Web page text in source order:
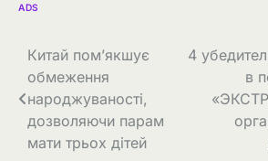
ADS
Навігація
записів
Китай пом’якшує
обмеження
народжуваності,
дозволяючи парам
мати трьох дітей
4
в